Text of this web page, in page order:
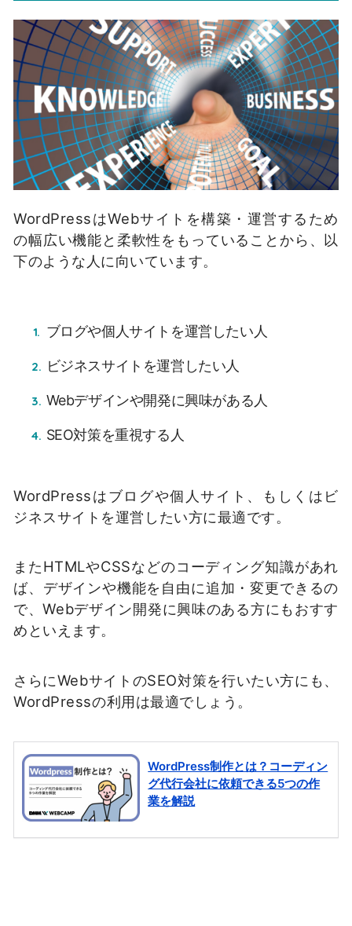
WordPressはWebサイトを構築・運営するため
の幅広い機能と柔軟性をもっていることから、以
下のような人に向いています。
ブログや個人サイトを運営したい人
ビジネスサイトを運営したい人
Webデザインや開発に興味がある人
SEO対策を重視する人
WordPressはブログや個人サイト、もしくはビ
ジネスサイトを運営したい方に最適です。
またHTMLやCSSなどのコーディング知識があれ
ば、デザインや機能を自由に追加・変更できるの
で、Webデザイン開発に興味のある方にもおすす
めといえます。
さらにWebサイトのSEO対策を行いたい方にも、
WordPressの利用は最適でしょう。